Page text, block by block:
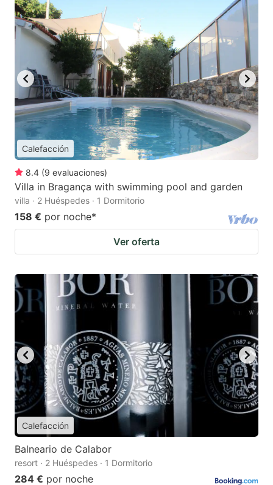
Calefacción
8.4 (9 evaluaciones)
Villa in Bragança with swimming pool and garden
villa · 2 Huéspedes · 1 Dormitorio
158 € por noche*
Ver oferta
Calefacción
Balneario de Calabor
resort · 2 Huéspedes · 1 Dormitorio
284 € por noche